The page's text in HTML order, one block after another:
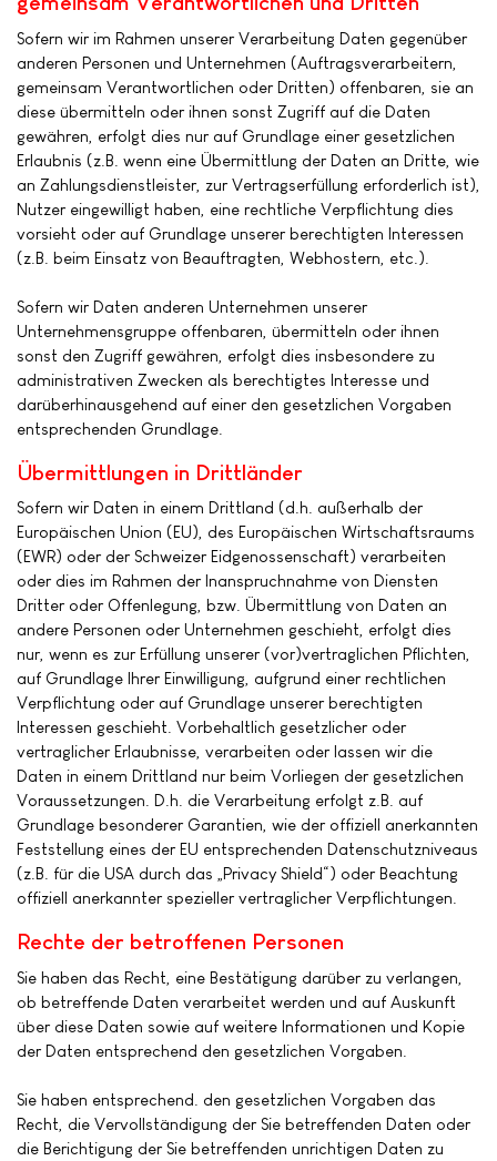
Sofern wir im Rahmen unserer Verarbeitung Daten gegenüber
anderen Personen und Unternehmen (Auftragsverarbeitern,
gemeinsam Verantwortlichen oder Dritten) offenbaren, sie an
diese übermitteln oder ihnen sonst Zugriff auf die Daten
gewähren, erfolgt dies nur auf Grundlage einer gesetzlichen
Erlaubnis (z.B. wenn eine Übermittlung der Daten an Dritte, wie
an Zahlungsdienstleister, zur Vertragserfüllung erforderlich ist),
Nutzer eingewilligt haben, eine rechtliche Verpflichtung dies
vorsieht oder auf Grundlage unserer berechtigten Interessen
(z.B. beim Einsatz von Beauftragten, Webhostern, etc.).
Sofern wir Daten anderen Unternehmen unserer
Unternehmensgruppe offenbaren, übermitteln oder ihnen
sonst den Zugriff gewähren, erfolgt dies insbesondere zu
administrativen Zwecken als berechtigtes Interesse und
darüberhinausgehend auf einer den gesetzlichen Vorgaben
entsprechenden Grundlage.
Übermittlungen in Drittländer
Sofern wir Daten in einem Drittland (d.h. außerhalb der
Europäischen Union (EU), des Europäischen Wirtschaftsraums
(EWR) oder der Schweizer Eidgenossenschaft) verarbeiten
oder dies im Rahmen der Inanspruchnahme von Diensten
Dritter oder Offenlegung, bzw. Übermittlung von Daten an
andere Personen oder Unternehmen geschieht, erfolgt dies
nur, wenn es zur Erfüllung unserer (vor)vertraglichen Pflichten,
auf Grundlage Ihrer Einwilligung, aufgrund einer rechtlichen
Verpflichtung oder auf Grundlage unserer berechtigten
Interessen geschieht. Vorbehaltlich gesetzlicher oder
vertraglicher Erlaubnisse, verarbeiten oder lassen wir die
Daten in einem Drittland nur beim Vorliegen der gesetzlichen
Voraussetzungen. D.h. die Verarbeitung erfolgt z.B. auf
Grundlage besonderer Garantien, wie der offiziell anerkannten
Feststellung eines der EU entsprechenden Datenschutzniveaus
(z.B. für die USA durch das „Privacy Shield“) oder Beachtung
offiziell anerkannter spezieller vertraglicher Verpflichtungen.
Rechte der betroffenen Personen
Sie haben das Recht, eine Bestätigung darüber zu verlangen,
ob betreffende Daten verarbeitet werden und auf Auskunft
über diese Daten sowie auf weitere Informationen und Kopie
der Daten entsprechend den gesetzlichen Vorgaben.
Sie haben entsprechend. den gesetzlichen Vorgaben das
Recht, die Vervollständigung der Sie betreffenden Daten oder
die Berichtigung der Sie betreffenden unrichtigen Daten zu